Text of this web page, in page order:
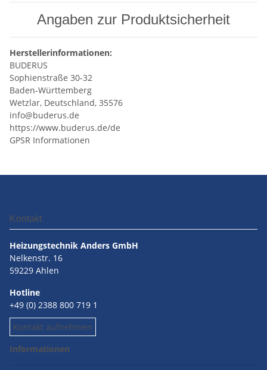
Angaben zur Produktsicherheit
Herstellerinformationen:
BUDERUS
Sophienstraße 30-32
Baden-Württemberg
Wetzlar, Deutschland, 35576
info@buderus.de
https://www.buderus.de/de
GPSR Informationen
Kontakt
Heizungstechnik Anders GmbH
Nelkenstr. 16
59229 Ahlen
Hotline
+49 (0) 2388 800 719 1
Kontakt aufnehmen
Informationen